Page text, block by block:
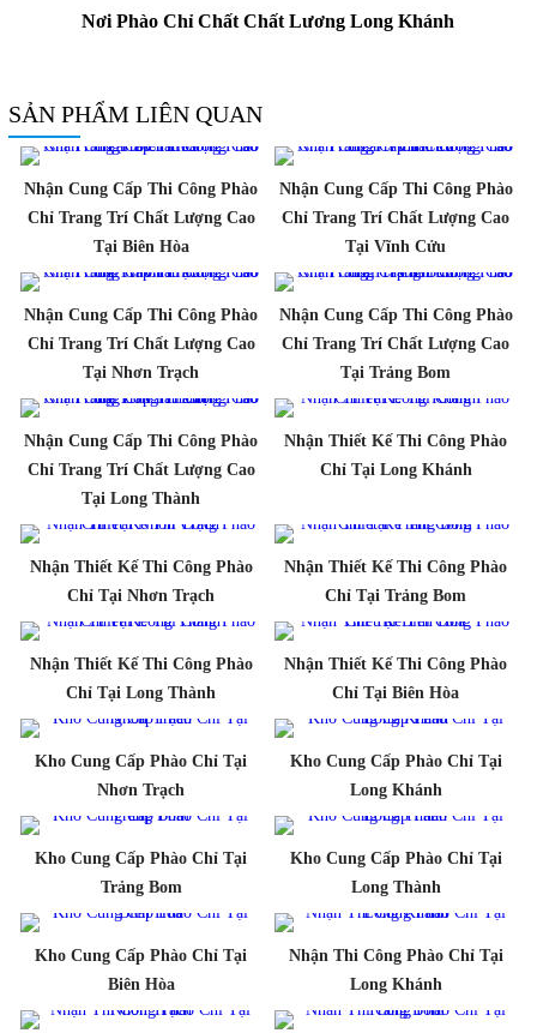
Nơi Phào Chỉ Chất Chất Lương Long Khánh
SẢN PHẨM LIÊN QUAN
Nhận Cung Cấp Thi Công Phào
Chỉ Trang Trí Chất Lượng Cao
Tại Biên Hòa
Nhận Cung Cấp Thi Công Phào
Chỉ Trang Trí Chất Lượng Cao
Tại Vĩnh Cửu
Nhận Cung Cấp Thi Công Phào
Chỉ Trang Trí Chất Lượng Cao
Tại Nhơn Trạch
Nhận Cung Cấp Thi Công Phào
Chỉ Trang Trí Chất Lượng Cao
Tại Trảng Bom
Nhận Cung Cấp Thi Công Phào
Chỉ Trang Trí Chất Lượng Cao
Tại Long Thành
Nhận Thiết Kế Thi Công Phào
Chỉ Tại Long Khánh
Nhận Thiết Kế Thi Công Phào
Chỉ Tại Nhơn Trạch
Nhận Thiết Kế Thi Công Phào
Chỉ Tại Trảng Bom
Nhận Thiết Kế Thi Công Phào
Chỉ Tại Long Thành
Nhận Thiết Kế Thi Công Phào
Chỉ Tại Biên Hòa
Kho Cung Cấp Phào Chỉ Tại
Nhơn Trạch
Kho Cung Cấp Phào Chỉ Tại
Long Khánh
Kho Cung Cấp Phào Chỉ Tại
Trảng Bom
Kho Cung Cấp Phào Chỉ Tại
Long Thành
Kho Cung Cấp Phào Chỉ Tại
Biên Hòa
Nhận Thi Công Phào Chỉ Tại
Long Khánh